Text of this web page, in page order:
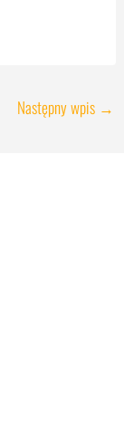
Następny wpis →